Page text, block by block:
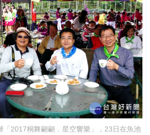
「2017桐舞翩翩．星空響樂」，23日在魚池